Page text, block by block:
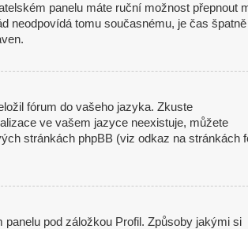
panelu máte ruční možnost přepnout
neodpovídá tomu současnému, je čas špatně
fórum do vašeho jazyka. Zkuste
ve vašem jazyce neexistuje, můžete
stránkách phpBB (viz odkaz na stránkách
pod záložkou Profil. Způsoby jakými si